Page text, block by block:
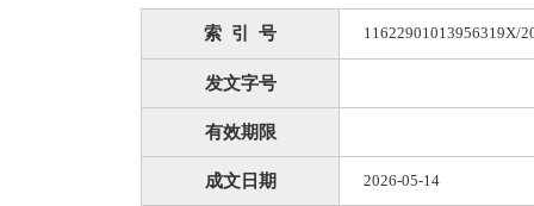
索 引 号 11622901013956319X/
发文字号
有效期限
成文日期 2026-05-14